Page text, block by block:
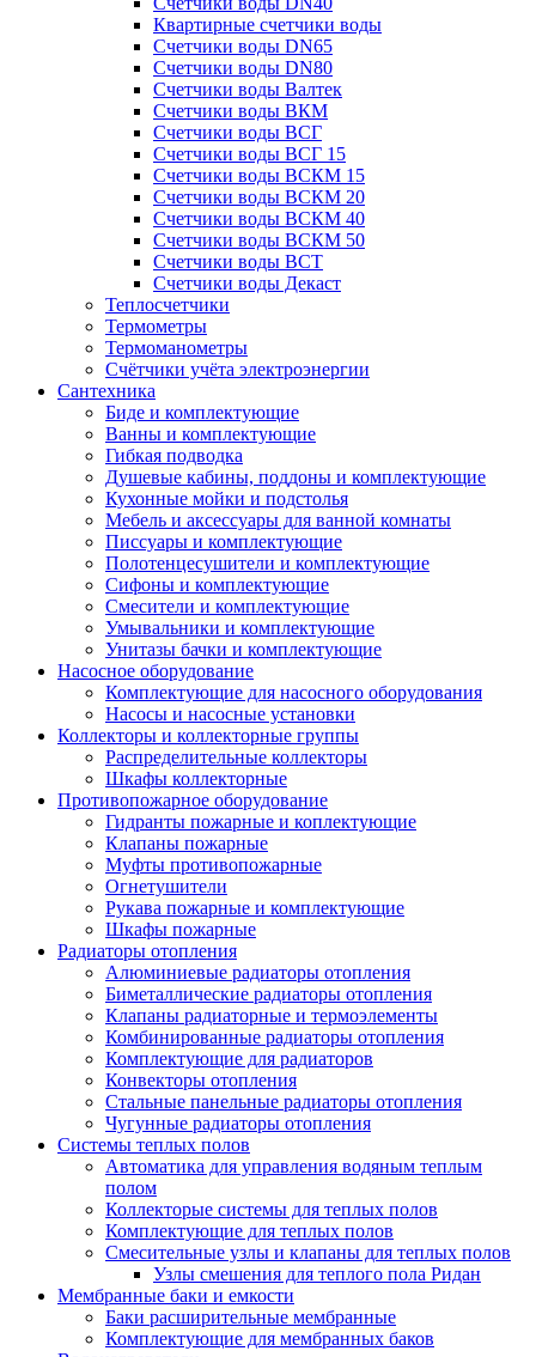
Квартирные счетчики воды
Счетчики воды DN65
Счетчики воды DN80
Счетчики воды Валтек
Счетчики воды ВКМ
Счетчики воды ВСГ
Счетчики воды ВСГ 15
Счетчики воды ВСКМ 15
Счетчики воды ВСКМ 20
Счетчики воды ВСКМ 40
Счетчики воды ВСКМ 50
Счетчики воды ВСТ
Счетчики воды Декаст
Теплосчетчики
Термометры
Термоманометры
Счётчики учёта электроэнергии
Сантехника
Биде и комплектующие
Ванны и комплектующие
Гибкая подводка
Душевые кабины, поддоны и комплектующие
Кухонные мойки и подстолья
Мебель и аксессуары для ванной комнаты
Писсуары и комплектующие
Полотенцесушители и комплектующие
Сифоны и комплектующие
Смесители и комплектующие
Умывальники и комплектующие
Унитазы бачки и комплектующие
Насосное оборудование
Комплектующие для насосного оборудования
Насосы и насосные установки
Коллекторы и коллекторные группы
Распределительные коллекторы
Шкафы коллекторные
Противопожарное оборудование
Гидранты пожарные и коплектующие
Клапаны пожарные
Муфты противопожарные
Огнетушители
Рукава пожарные и комплектующие
Шкафы пожарные
Радиаторы отопления
Алюминиевые радиаторы отопления
Биметаллические радиаторы отопления
Клапаны радиаторные и термоэлементы
Комбинированные радиаторы отопления
Комплектующие для радиаторов
Конвекторы отопления
Стальные панельные радиаторы отопления
Чугунные радиаторы отопления
Системы теплых полов
Автоматика для управления водяным теплым
полом
Коллекторые системы для теплых полов
Комплектующие для теплых полов
Смесительные узлы и клапаны для теплых полов
Узлы смешения для теплого пола Ридан
Мембранные баки и емкости
Баки расширительные мембранные
Комплектующие для мембранных баков